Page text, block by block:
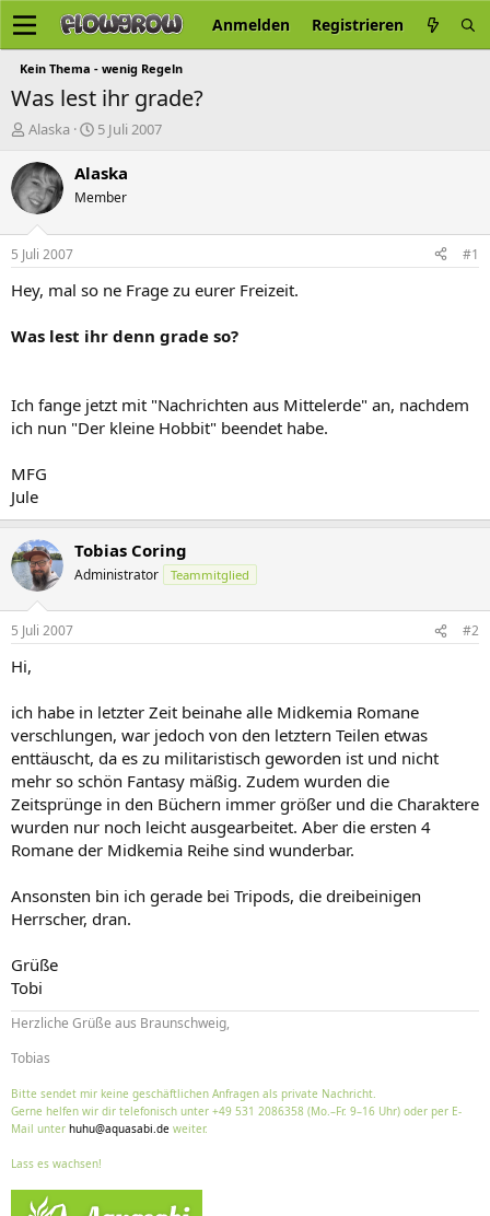
Anmelden Registrieren
Kein Thema - wenig Regeln
Was lest ihr grade?
E
s
t
e
e
r
Alaska
E
s
e
t
a
5 Juli 2007
Alaska
Member
5 Juli 2007 #1
Hey, mal so ne Frage zu eurer Freizeit.
Was lest ihr denn grade so?
Ich fange jetzt mit "Nachrichten aus Mittelerde" an, nachdem
ich nun "Der kleine Hobbit" beendet habe.
MFG
Jule
Tobias Coring
Administrator Teammitglied
5 Juli 2007 #2
Hi,
ich habe in letzter Zeit beinahe alle Midkemia Romane
verschlungen, war jedoch von den letztern Teilen etwas
enttäuscht, da es zu militaristisch geworden ist und nicht
mehr so schön Fantasy mäßig. Zudem wurden die
Zeitsprünge in den Büchern immer größer und die Charaktere
wurden nur noch leicht ausgearbeitet. Aber die ersten 4
Romane der Midkemia Reihe sind wunderbar.
Ansonsten bin ich gerade bei Tripods, die dreibeinigen
Herrscher, dran.
Grüße
Tobi
Herzliche Grüße aus Braunschweig,
Tobias
Bitte sendet mir keine geschäftlichen Anfragen als private Nachricht.
Gerne helfen wir dir telefonisch unter +49 531 2086358 (Mo.–Fr. 9–16 Uhr) oder per E-
Mail unter huhu@aquasabi.de weiter.
Lass es wachsen!